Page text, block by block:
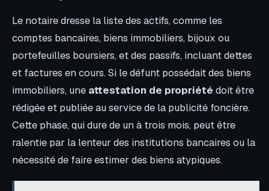
Le notaire dresse la liste des actifs, comme les
comptes bancaires, biens immobiliers, bijoux ou
portefeuilles boursiers, et des passifs, incluant dettes
et factures en cours. Si le défunt possédait des biens
immobiliers, une attestation de propriété doit être
rédigée et publiée au service de la publicité foncière.
Cette phase, qui dure de un à trois mois, peut être
ralentie par la lenteur des institutions bancaires ou la
nécessité de faire estimer des biens atypiques.